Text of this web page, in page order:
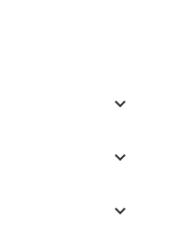
keyboard_arrow_down
keyboard_arrow_down
keyboard_arrow_down